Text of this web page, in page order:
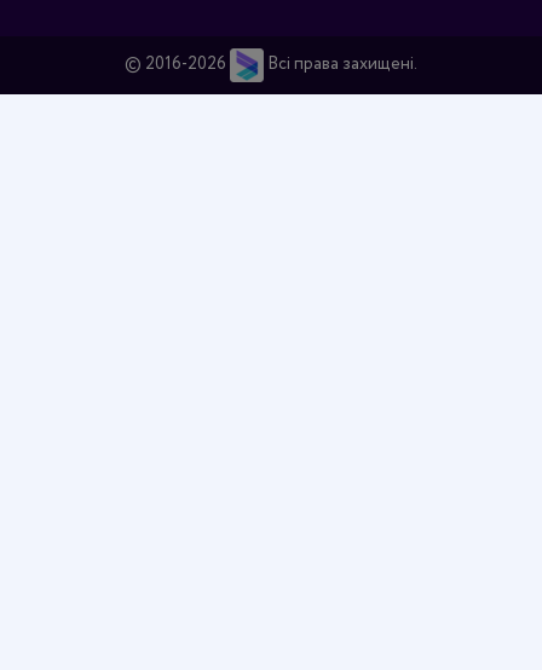
© 2016-2026 Всі права захищені.